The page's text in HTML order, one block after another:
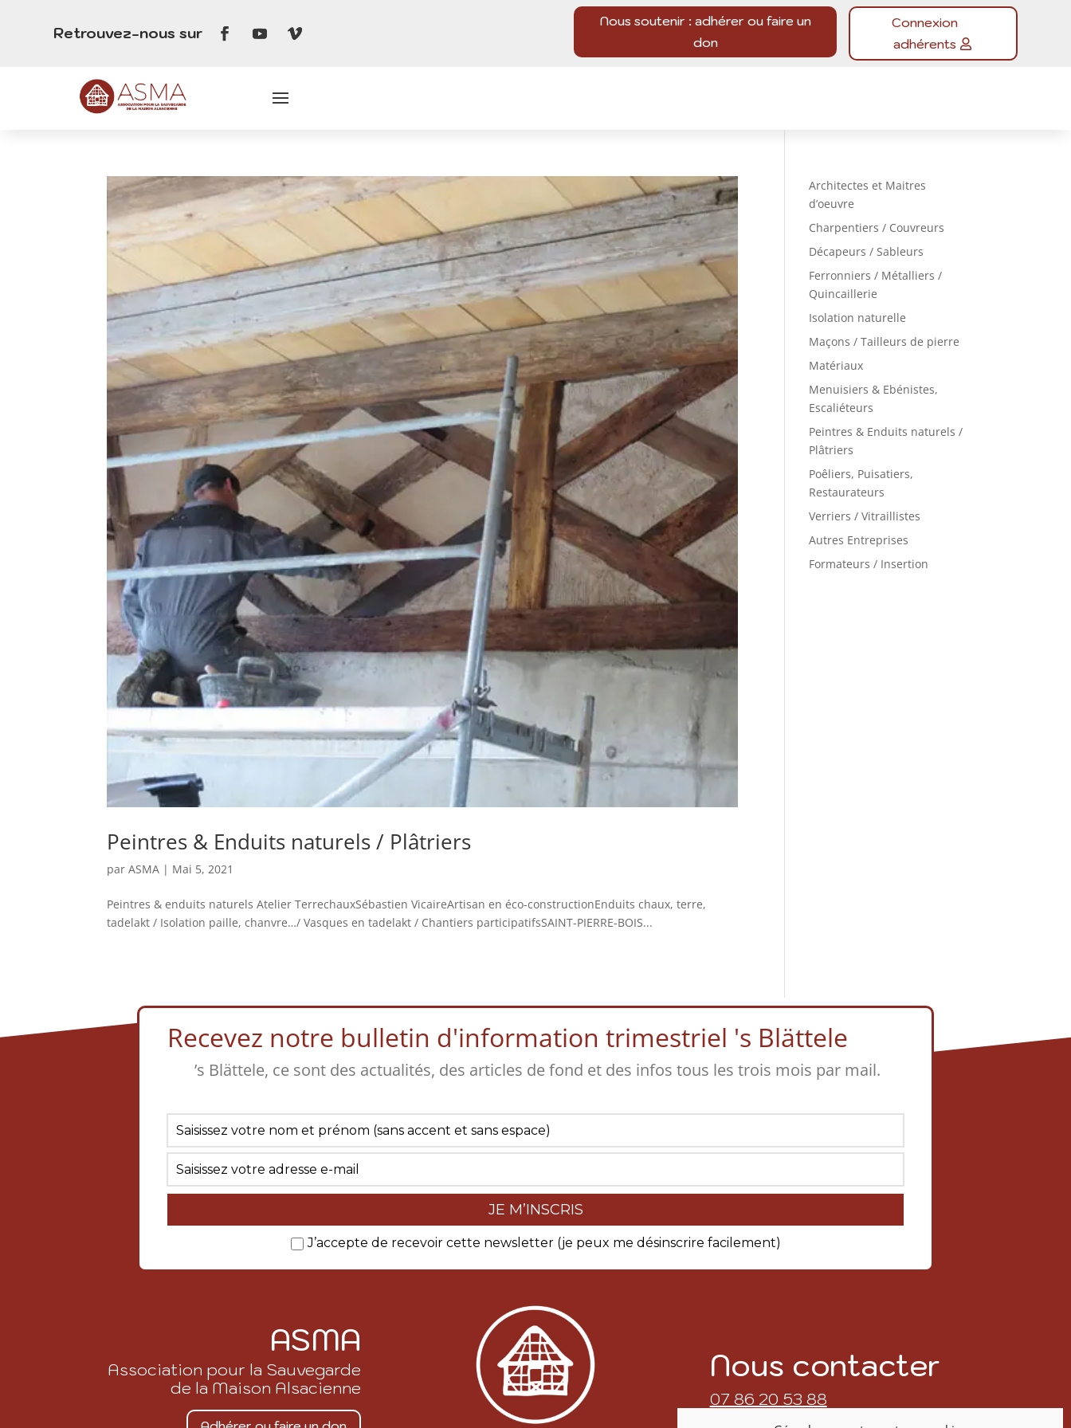
Retrouvez-nous sur
Nous soutenir : adhérer ou faire un
don
Connexion
adhérents
Peintres & Enduits naturels / Plâtriers
parASMA | Mai 5, 2021
Peintres & enduits naturels Atelier TerrechauxSébastien VicaireArtisan en éco-constructionEnduits chaux, terre,
tadelakt / Isolation paille, chanvre…/ Vasques en tadelakt / Chantiers participatifsSAINT-PIERRE-BOIS...
Architectes et Maitres
d’oeuvre
Charpentiers / Couvreurs
Décapeurs / Sableurs
Ferronniers / Métalliers /
Quincaillerie
Isolation naturelle
Maçons / Tailleurs de pierre
Matériaux
Menuisiers & Ebénistes,
Escaliéteurs
Peintres & Enduits naturels /
Plâtriers
Poêliers, Puisatiers,
Restaurateurs
Verriers / Vitraillistes
Autres Entreprises
Formateurs / Insertion
Recevez notre bulletin d'information trimestriel 's Blättele
’s Blättele, ce sont des actualités, des articles de fond et des infos tous les trois mois par mail.
J’accepte de recevoir cette newsletter (je peux me désinscrire facilement)
ASMA
Association pour la Sauvegarde
de la Maison Alsacienne
Nous contacter
07 86 20 53 88
contact@asma.fr